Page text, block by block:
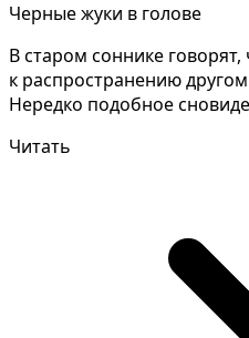
Черные жуки в голове
В старом соннике
к распространению
Нередко подобное
Читать